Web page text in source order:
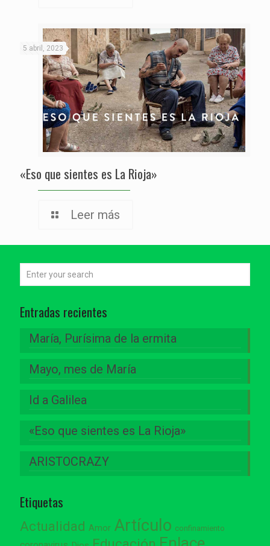
5 abril, 2023
«Eso que sientes es La Rioja»
Leer más
Entradas recientes
María, Purísima de la ermita
Mayo, mes de María
Id a Galilea
«Eso que sientes es La Rioja»
ARISTOCRAZY
Etiquetas
Actualidad Amor Artículo confinamiento